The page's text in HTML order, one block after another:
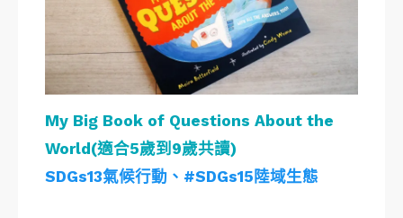
My Big Book of Questions About the
World(適合5歲到9歲共讀)
SDGs13氣候行動、#SDGs15陸域生態